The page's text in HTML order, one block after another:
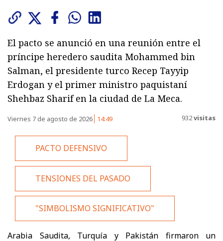
El pacto se anunció en una reunión entre el
príncipe heredero saudita Mohammed bin
Salman, el presidente turco Recep Tayyip
Erdogan y el primer ministro paquistaní
Shehbaz Sharif en la ciudad de La Meca.
Viernes 7 de agosto de 2026 14:49 932visitas
PACTO DEFENSIVO
TENSIONES DEL PASADO
"SIMBOLISMO SIGNIFICATIVO"
Arabia Saudita, Turquía y Pakistán firmaron un